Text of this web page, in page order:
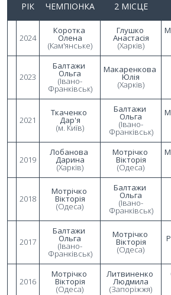
РІК ЧЕМПІОНКА 2 МІСЦЕ
2024
Коротка
Олена
(Кам'янське)
Глушко
Анастасія
(Харків)
2023
Балтажи
Ольга
(Івано-
Франківськ)
Макаренкова
Юлія
(Харків)
2021
Ткаченко
Дар'я
(м. Київ)
Балтажи
Ольга
(Івано-
Франківськ)
2019
Лобанова
Дарина
(Харків)
Мотрічко
Вікторія
(Одеса)
2018
Мотрічко
Вікторія
(Одеса)
Балтажи
Ольга
(Івано-
Франківськ)
2017
Балтажи
Ольга
(Івано-
Франківськ)
Мотрічко
Вікторія
(Одеса)
2016
Мотрічко
Вікторія
(Одеса)
Литвиненко
Людмила
(Запоріжжя)